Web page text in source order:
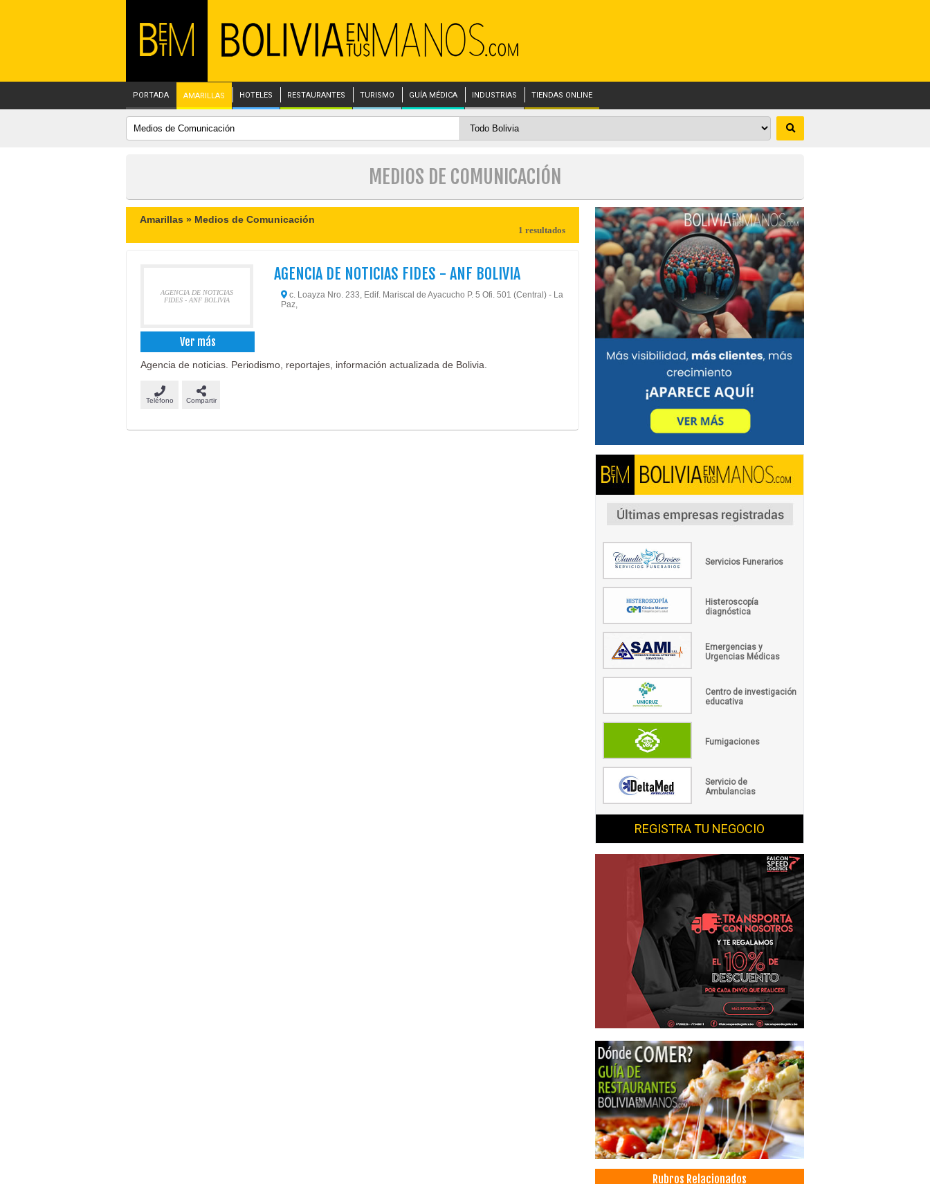
PORTADA AMARILLAS HOTELES RESTAURANTES TURISMO GUÍA MÉDICA INDUSTRIAS TIENDAS ONLINE
MEDIOS DE COMUNICACIÓN
Amarillas » Medios de Comunicación
1 resultados
AGENCIA DE NOTICIAS
FIDES - ANF BOLIVIA
Ver más
AGENCIA DE NOTICIAS FIDES - ANF BOLIVIA
c. Loayza Nro. 233, Edif. Mariscal de Ayacucho P. 5 Ofi. 501 (Central) - La
Paz,
Agencia de noticias. Periodismo, reportajes, información actualizada de Bolivia.
Teléfono Compartir
Servicios Funerarios
Histeroscopía
diagnóstica
Emergencias y
Urgencias Médicas
Centro de investigación
educativa
Fumigaciones
Servicio de
Ambulancias
REGISTRA TU NEGOCIO
Rubros Relacionados